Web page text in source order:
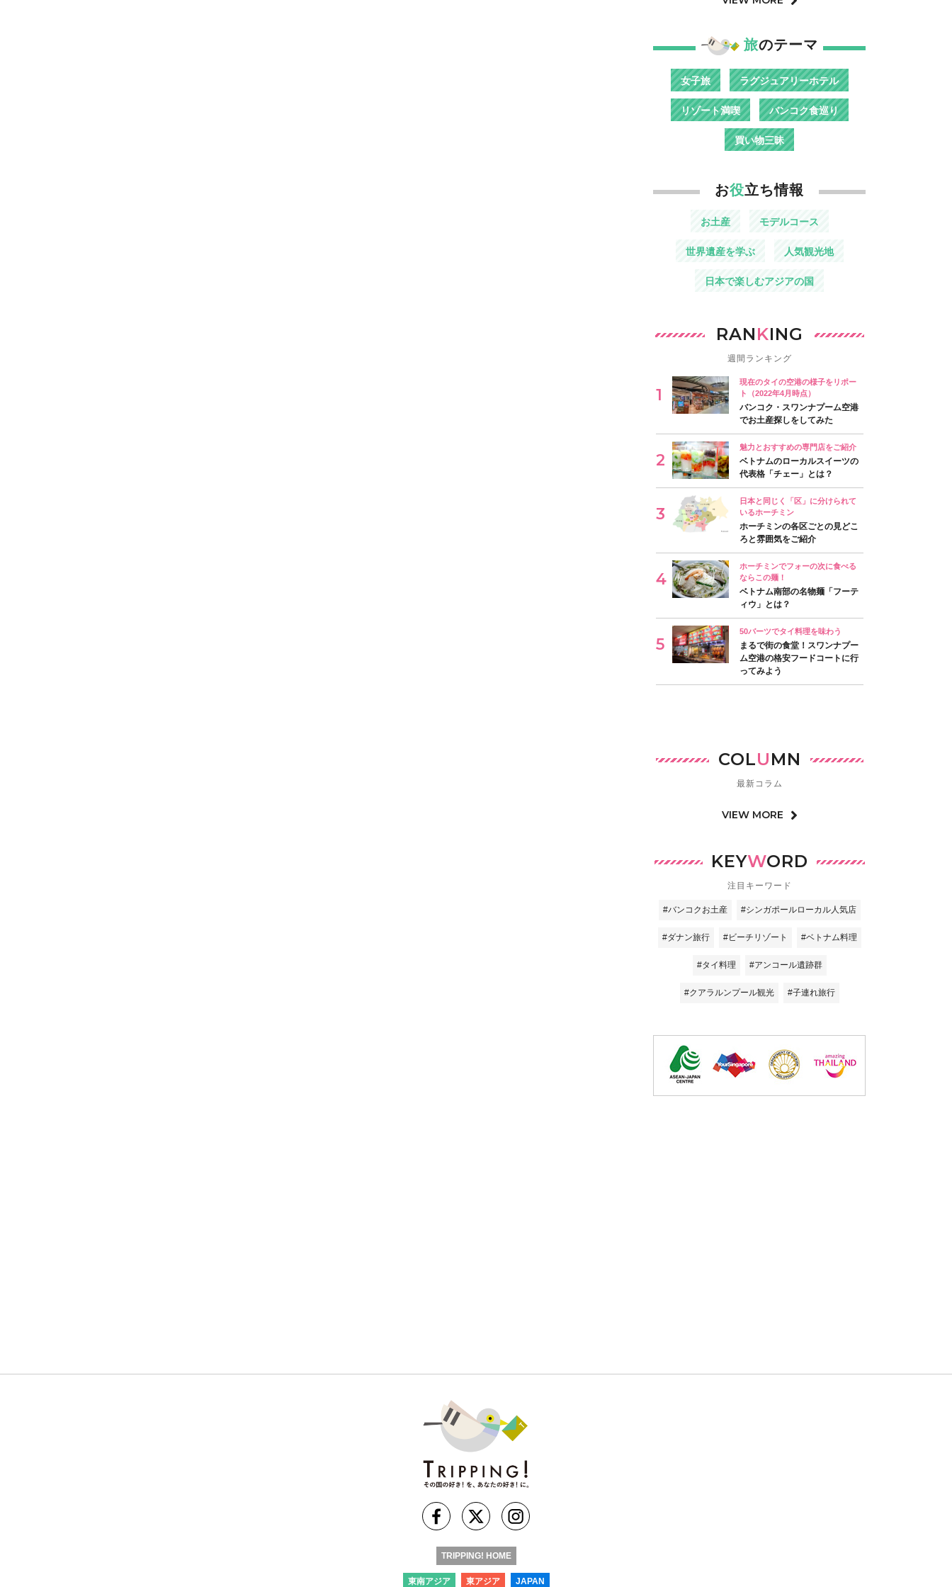
旅のテーマ
女子旅 ラグジュアリーホテル
リゾート満喫 バンコク食巡り
買い物三昧
お役立ち情報
お土産 モデルコース
世界遺産を学ぶ 人気観光地
日本で楽しむアジアの国
RANKING
週間ランキング
現在のタイの空港の様子をリポー
ト（2022年4月時点）
バンコク・スワンナプーム空港
でお土産探しをしてみた
魅力とおすすめの専門店をご紹介
ベトナムのローカルスイーツの
代表格「チェー」とは？
日本と同じく「区」に分けられて
いるホーチミン
ホーチミンの各区ごとの見どこ
ろと雰囲気をご紹介
ホーチミンでフォーの次に食べる
ならこの麺！
ベトナム南部の名物麺「フーテ
ィウ」とは？
50バーツでタイ料理を味わう
まるで街の食堂！スワンナプー
ム空港の格安フードコートに行
ってみよう
COLUMN
最新コラム
VIEW MORE
KEYWORD
注目キーワード
#バンコクお土産 #シンガポールローカル人気店
#ダナン旅行 #ビーチリゾート #ベトナム料理
#タイ料理 #アンコール遺跡群
#クアラルンプール観光 #子連れ旅行
TRIPPING! HOME
東南アジア 東アジア JAPAN